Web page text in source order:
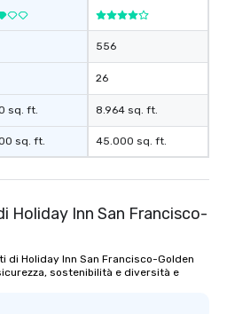
sq. ft.
sq. ft.
556
26
8.964 sq. ft.
45.000 sq. ft.
Holiday Inn San Francisco-
di Holiday Inn San Francisco-Golden
sostenibilità e diversità e